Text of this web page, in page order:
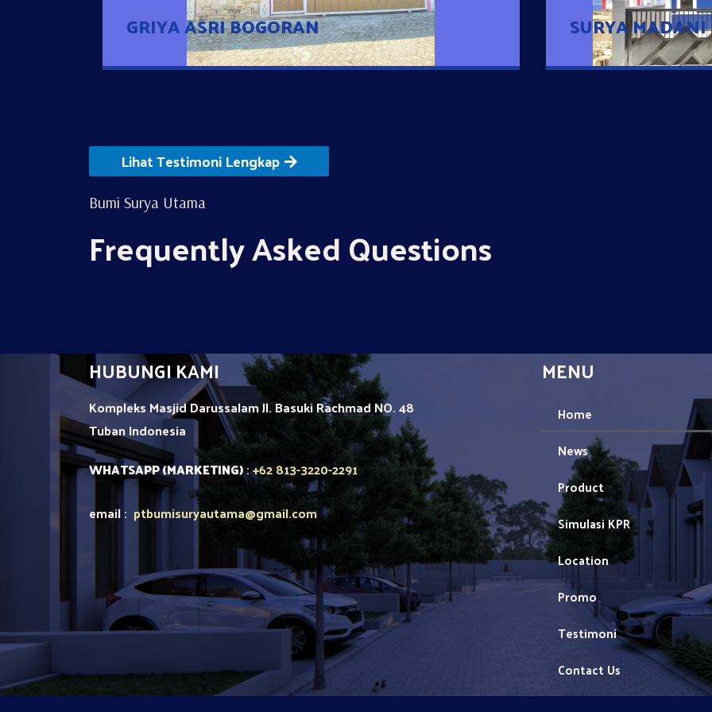
GRIYA ASRI BOGORAN SURYA
Lihat Testimoni Lengkap
Bumi Surya Utama
Frequently Asked Questions
HUBUNGI KAMI
Kompleks Masjid Darussalam Jl. Basuki Rachmad NO. 48
TubanIndonesia
WHATSAPP (MARKETING):+62 813-3220-2291
email : ptbumisuryautama@gmail.com
MENU
Home
News
Product
Simulasi KPR
Location
Promo
Testimoni
Contact Us